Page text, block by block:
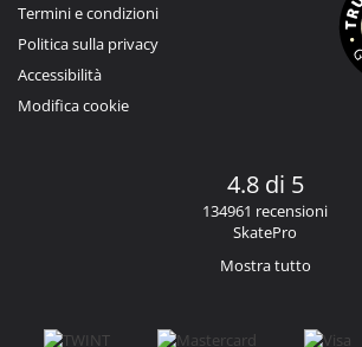
Termini e condizioni
Politica sulla privacy
Accessibilità
Modifica cookie
4.8 di 5
134961 recensioni
SkatePro
Mostra tutto